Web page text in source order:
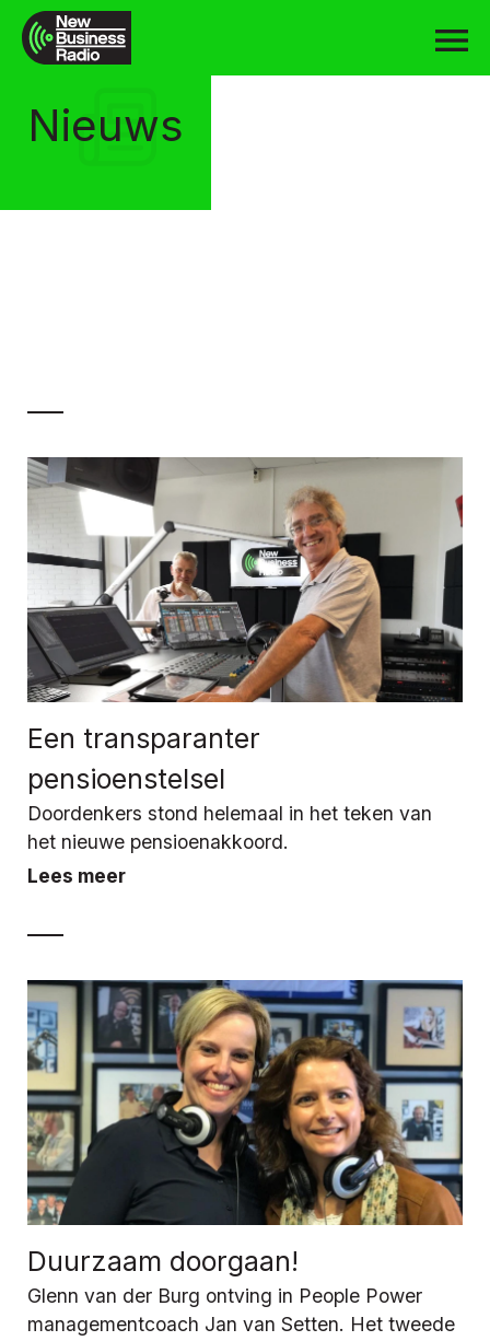
Nieuws
Een transparanter
pensioenstelsel
Doordenkers stond helemaal in het teken van
het nieuwe pensioenakkoord.
Lees meer
Duurzaam doorgaan!
Glenn van der Burg ontving in People Power
managementcoach Jan van Setten. Het tweede